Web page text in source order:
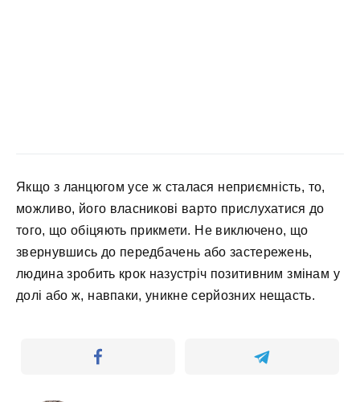
Якщо з ланцюгом усе ж сталася неприємність, то,
можливо, його власникові варто прислухатися до
того, що обіцяють прикмети. Не виключено, що
звернувшись до передбачень або застережень,
людина зробить крок назустріч позитивним змінам у
долі або ж, навпаки, уникне серйозних нещасть.